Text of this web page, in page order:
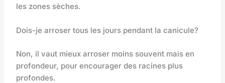
les zones sèches.
Dois-je arroser tous les jours pendant la canicule?
Non, il vaut mieux arroser moins souvent mais en
profondeur, pour encourager des racines plus
profondes.